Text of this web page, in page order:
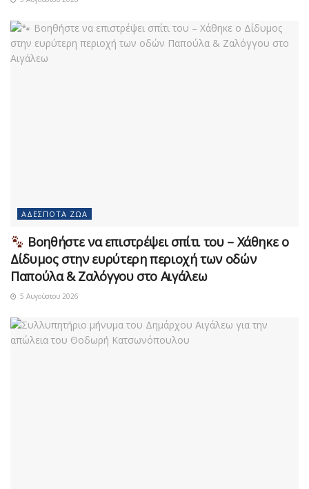
ΑΔΈΣΠΟΤΑ ΖΏΑ
Βοηθήστε να επιστρέψει σπίτι του – Χάθηκε ο
Δίδυμος στην ευρύτερη περιοχή των οδών
Παπούλα & Ζαλόγγου στο Αιγάλεω
5 Αυγούστου 2026